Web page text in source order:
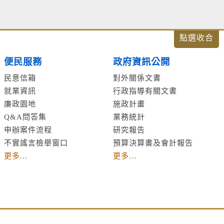
便民服務
民意信箱
就業資訊
廉政園地
Q&A問答集
申辦案件流程
不實謠言檢舉窗口
更多...
政府資訊公開
對外關係文書
行政指導有關文書
施政計畫
業務統計
研究報告
預算決算書及會計報告
更多...